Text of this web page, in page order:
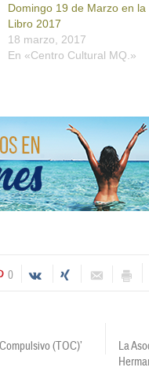
Domingo 19 de Marzo en
Libro 2017
18 marzo, 2017
En «Centro Cultural MQ.»
0
(TOC)’
La